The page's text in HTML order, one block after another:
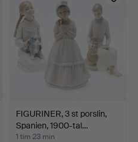
FIGURINER, 3 st porslin,
Spanien, 1900-tal…
1 tim 23 min